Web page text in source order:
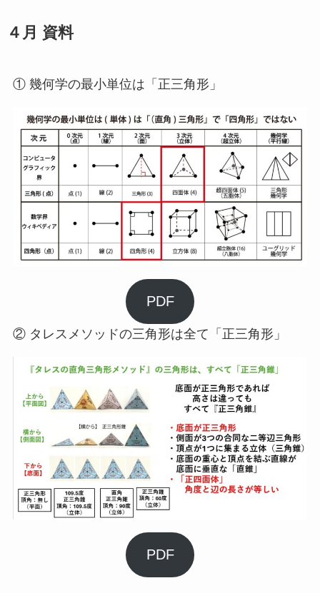
４月 資料
① 幾何学の最小単位は「正三角形」
PDF
② タレスメソッドの三角形は全て「正三角形」
PDF